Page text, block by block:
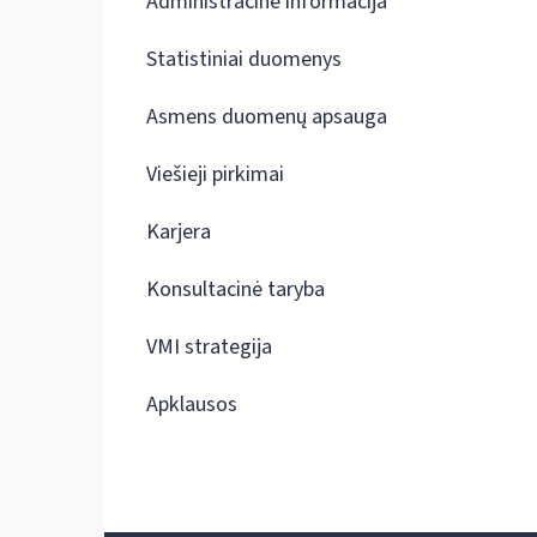
Statistiniai duomenys
Asmens duomenų apsauga
Viešieji pirkimai
Karjera
Konsultacinė taryba
VMI strategija
Apklausos